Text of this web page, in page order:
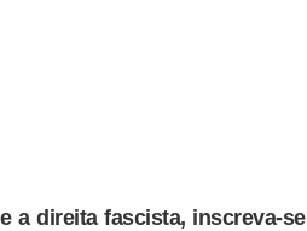
a direita fascista, inscreva-se